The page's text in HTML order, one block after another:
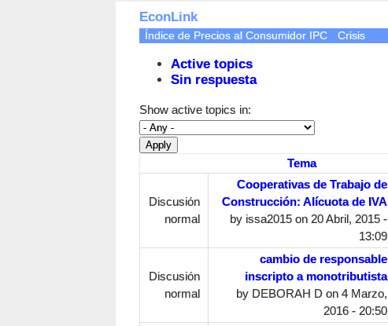
EconLink
Active topics
Sin respuesta
Índice de Precios al Consumidor IPC Crisis
Show active topics in:
Tema
Discusión
normal
Cooperativas de Trabajo de
Construcción: Alícuota de IVA
by issa2015on 20 Abril, 2015 -
13:09
Discusión
normal
cambio de responsable
inscripto a monotributista
by DEBORAH Don 4 Marzo,
2016 - 20:50